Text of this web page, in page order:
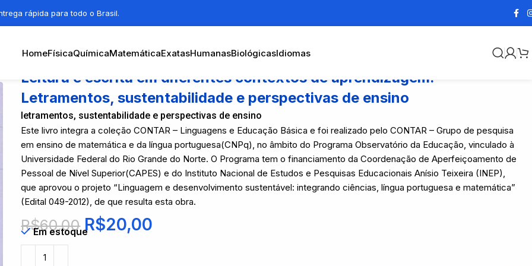
rápida para todo o Brasil.
HomeFísicaQuímicaMatemáticaExatasHumanasBiológicasIdiomas
Leitura e escrita em diferentes contextos de aprendizagem:
Letramentos, sustentabilidade e perspectivas de ensino
letramentos, sustentabilidade e perspectivas de ensino
Este livro integra a coleção CONTAR – Linguagens e Educação Básica e foi realizado pelo CONTAR – Grupo de pesquisa
em ensino de matemática e da língua portuguesa(CNPq), no âmbito do Programa Observatório da Educação, vinculado à
Universidade Federal do Rio Grande do Norte. O Programa tem o financiamento da Coordenação de Aperfeiçoamento de
Pessoal de Nível Superior(CAPES) e do Instituto Nacional de Estudos e Pesquisas Educacionais Anísio Teixeira (INEP),
que aprovou o projeto “Linguagem e desenvolvimento sustentável: integrando ciências, língua portuguesa e matemática”
(Edital 049-2012), de que resulta esta obra.
R$60,00 R$20,00
Em estoque